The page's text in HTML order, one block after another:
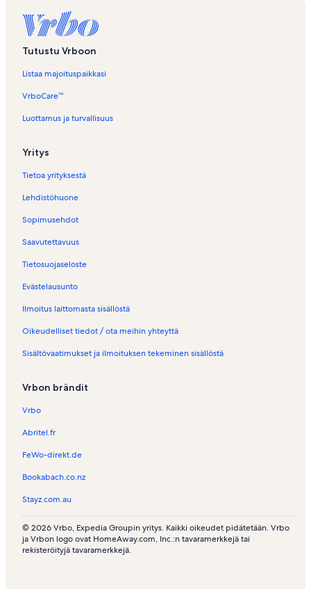
Tutustu Vrboon
Listaa majoituspaikkasi
VrboCare™
Luottamus ja turvallisuus
Yritys
Tietoa yrityksestä
Lehdistöhuone
Sopimusehdot
Saavutettavuus
Tietosuojaseloste
Evästelausunto
Ilmoitus laittomasta sisällöstä
Oikeudelliset tiedot / ota meihin yhteyttä
Sisältövaatimukset ja ilmoituksen tekeminen sisällöstä
Vrbon brändit
Vrbo
Abritel.fr
FeWo-direkt.de
Bookabach.co.nz
Stayz.com.au
© 2026 Vrbo, Expedia Groupin yritys. Kaikki oikeudet pidätetään. Vrbo
ja Vrbon logo ovat HomeAway.com, Inc.:n tavaramerkkejä tai
rekisteröityjä tavaramerkkejä.